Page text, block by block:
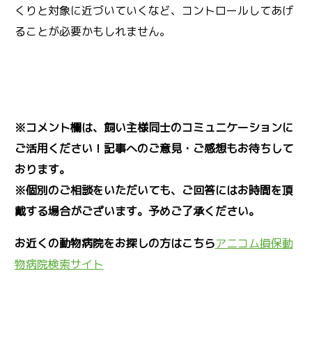
くりと対象に近づいていくなど、コントロールしてあげ
ることが必要かもしれません。
※コメント欄は、飼い主様同士のコミュニケーションに
ご活用ください！記事へのご意見・ご感想もお待ちして
おります。
※個別のご相談をいただいても、ご回答にはお時間を頂
戴する場合がございます。予めご了承ください。
お近くの動物病院をお探しの方はこちらアニコム損保動
物病院検索サイト